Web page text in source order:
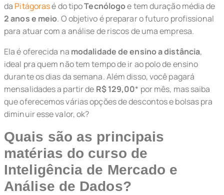
da Pitágorasé do tipoTecnólogoe tem duração média de
2 anos e meio. O objetivo é preparar o futuro profissional
para atuar com a análise de riscos de uma empresa.
Ela é oferecida na modalidade de ensino a distância,
ideal pra quem não tem tempo de ir ao polo de ensino
durante os dias da semana. Além disso, você pagará
mensalidades a partir de R$ 129,00* por mês, mas saiba
que oferecemos várias opções de descontos e bolsas pra
diminuir esse valor, ok?
Quais são as principais
matérias do curso de
Inteligência de Mercado e
Análise de Dados?